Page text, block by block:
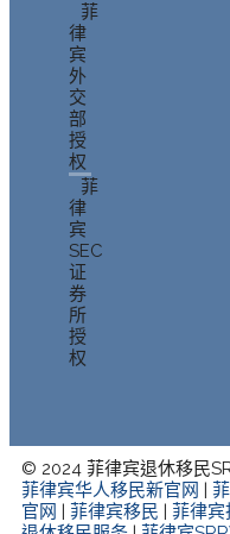
菲
律
宾
外
交
部
授
权
菲
律
宾
SEC
证
券
所
授
权
© 2024 菲律宾退休移民
菲律宾华人移民新官网
官网
菲律宾移民 菲律宾